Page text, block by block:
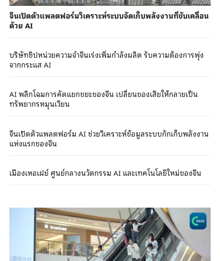
จีนเปิดตัวแพลตฟอร์มวิเคราะห์ระบบจัดเก็บพลังงานที่ขับเคลื่อน
ด้วย AI
บริษัทชิปหน่วยความจำจีนเร่งเพิ่มกำลังผลิต รับความต้องการพุ่ง
จากกระแส AI
AI พลิกโฉมการคัดแยกขยะของจีน เปลี่ยนของเสียให้กลายเป็น
ทรัพยากรหมุนเวียน
จีนเปิดตัวแพลตฟอร์ม AI ช่วยวิเคราะห์ข้อมูลระบบกักเก็บพลังงาน
แห่งแรกของจีน
เมืองเหอเฝย์ ศูนย์กลางนวัตกรรม AI และเทคโนโลยีใหม่ของจีน